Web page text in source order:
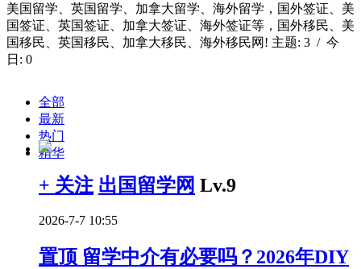
美国留学、英国留学、加拿大留学、海外留学，国外签证、美
国签证、英国签证、加拿大签证、海外签证等，国外移民、美
国移民、英国移民、加拿大移民、海外移民网! 主题: 3 / 今
日: 0
全部
最新
热门
精华
+ 关注 出国留学网 Lv.9
2026-7-7 10:55
置顶 留学中介有必要吗？2026年DIY